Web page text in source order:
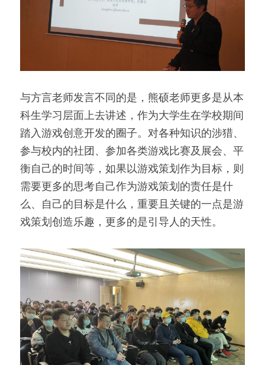
与方言老师发言不同的是，熊硕老师更多是从本
科生学习层面上去讲述，作为大学生在学校期间
踏入游戏创意开发的圈子。对各种知识的涉猎、
参与校内的社团、参加各类游戏比赛及展会、平
衡自己的时间等，如果以游戏策划作为目标，则
需要更多的思考自己作为游戏策划的责任是什
么、自己的目标是什么，重要且关键的一点是游
戏策划创造乐趣，更多的是引导人的天性。